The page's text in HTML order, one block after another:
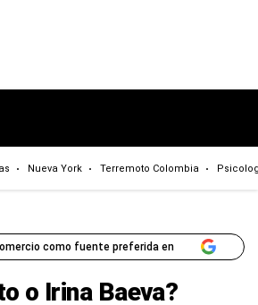
Nueva York Terremoto Colombia
como fuente preferida en
o Irina Baeva?